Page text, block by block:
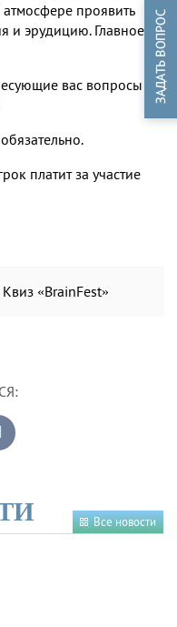
проявить
и эрудицию. Главное —
вас вопросы вы
платит за участие
Все новости